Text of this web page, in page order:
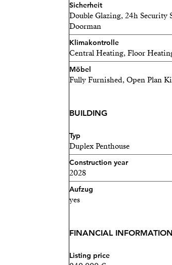
Sicherheit
Double Glazing, 24h Security
Doorman
Klimakontrolle
Central Heating, Floor
Möbel
Fully Furnished, Open Plan
BUILDING
Typ
Duplex Penthouse
Construction year
2028
Aufzug
yes
FINANCIAL INFORMATION
Listing price